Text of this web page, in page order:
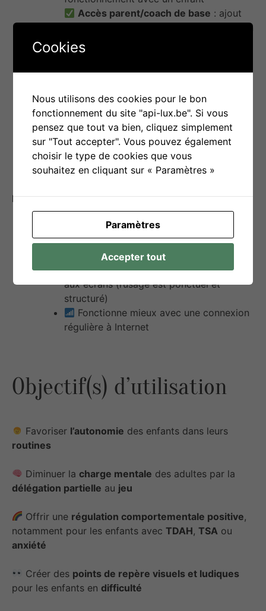
Accès parent/coach de base : ajout
de tâches, suivi du profil, personnalisation
minimale
Routines pré-configurées
de routines à adapter selon l’âge ou les
Conseils éducatifs généraux
ressources de base dans le coach
parental
Outil de suivi d’observation (journal)
possibilité de noter l’humeur ou le
comportement de l’enfant
Points d’attention
L’outil est plus efficace accompagné
d’une médiation adulte (guidage initial
indispensable)
Attention à ne pas surexposer l’enfant
aux écrans (l’usage est ponctuel et
structuré)
Fonctionne mieux avec une connexion
régulière à Internet
Objectif(s) d’utilisation
Favoriser l’autonomie des enfants dans leurs
routines
Diminuer lacharge mentale des adultes par la
délégation partielle au jeu
Offrir une régulation comportementale positive,
notamment pour les enfants avec TDAH, TSA ou
anxiété
Créer des points de repère visuels et ludiques
pour les enfants en difficulté
Cookies
Nous utilisons des cookies pour le bon
fonctionnement du site "api-lux.be". Si vous
pensez que tout va bien, cliquez simplement
sur "Tout accepter". Vous pouvez également
choisir le type de cookies que vous
souhaitez en cliquant sur « Paramètres »
Paramètres
Accepter tout